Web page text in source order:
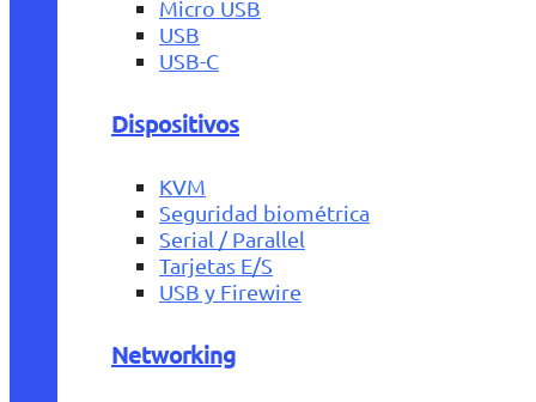
Micro USB
USB
USB-C
Dispositivos
KVM
Seguridad biométrica
Serial / Parallel
Tarjetas E/S
USB y Firewire
Networking